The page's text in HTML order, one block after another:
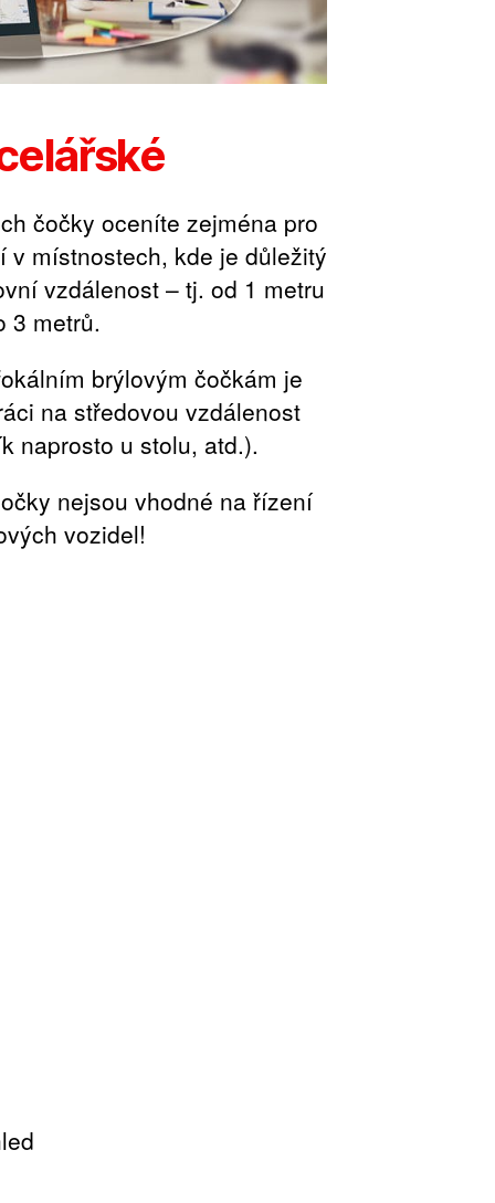
čočky oceníte zejména pro
místnostech, kde je důležitý
vzdálenost – tj. od 1 metru
3 metrů.
brýlovým čočkám je
na středovou vzdálenost
naprosto u stolu, atd.).
nejsou vhodné na řízení
vozidel!